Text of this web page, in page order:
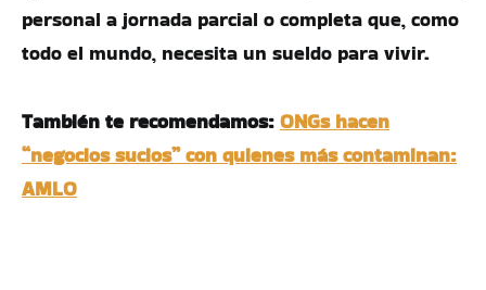
personal a jornada parcial o completa que, como
todo el mundo, necesita un sueldo para vivir.
También te recomendamos: ONGs hacen
“negocios sucios” con quienes más contaminan:
AMLO